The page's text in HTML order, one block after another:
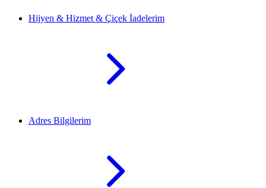
Hijyen & Hizmet & Çiçek İadelerim
Adres Bilgilerim